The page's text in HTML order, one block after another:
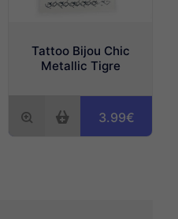
Tattoo Bijou Chic
Metallic Tigre
3.99€